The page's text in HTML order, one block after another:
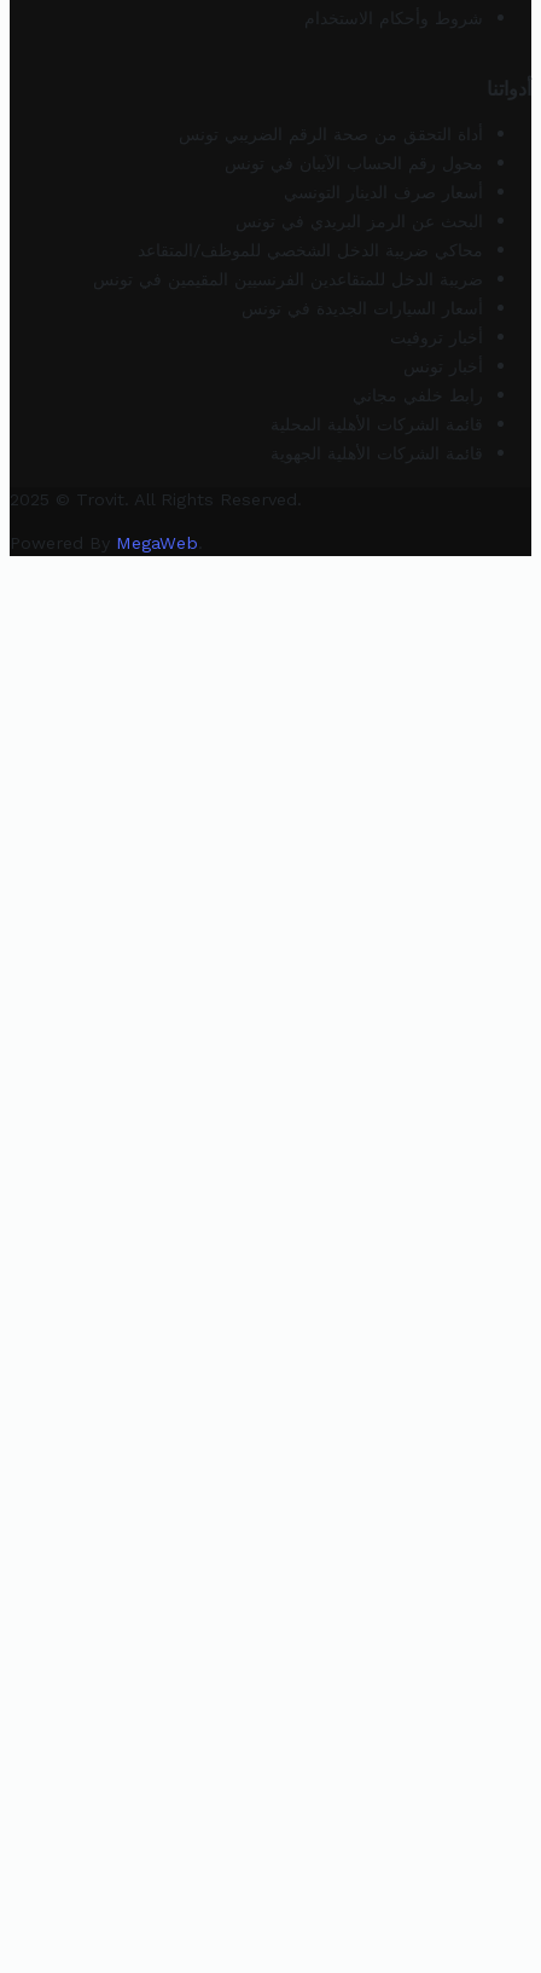
شروط وأحكام الاستخدام
أدواتنا
أداة التحقق من صحة الرقم الضريبي تونس
محول رقم الحساب الآيبان في تونس
أسعار صرف الدينار التونسي
البحث عن الرمز البريدي في تونس
محاكي ضريبة الدخل الشخصي للموظف/المتقاعد
ضريبة الدخل للمتقاعدين الفرنسيين المقيمين في تونس
أسعار السيارات الجديدة في تونس
أخبار تروفيت
أخبار تونس
رابط خلفي مجاني
قائمة الشركات الأهلية المحلية
قائمة الشركات الأهلية الجهوية
2025 © Trovit. All Rights Reserved.
Powered By MegaWeb